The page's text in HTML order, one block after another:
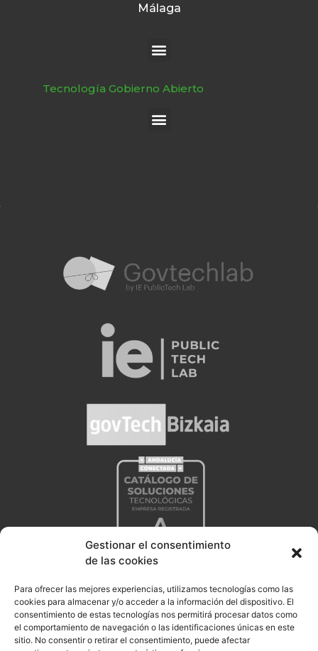
Gestionar el consentimiento
de las cookies
Para ofrecer las mejores experiencias, utilizamos tecnologías como las
cookies para almacenar y/o acceder a la información del dispositivo. El
consentimiento de estas tecnologías nos permitirá procesar datos como
el comportamiento de navegación o las identificaciones únicas en este
sitio. No consentir o retirar el consentimiento, puede afectar
Málaga
Tecnología Gobierno Abierto